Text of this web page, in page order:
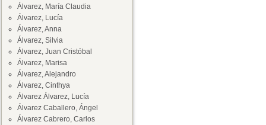
Álvarez, María Claudia
Álvarez, Lucía
Álvarez, Anna
Álvarez, Silvia
Álvarez, Juan Cristóbal
Álvarez, Marisa
Álvarez, Alejandro
Álvarez, Cinthya
Álvarez Álvarez, Lucía
Álvarez Caballero, Ángel
Álvarez Cabrero, Carlos